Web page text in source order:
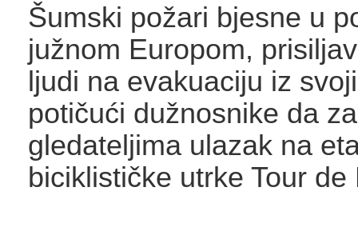
Šumski požari bjesne u
južnom Europom,
ljudi na evakuaciju iz
potičući dužnosnike da
gledateljima ulazak na
biciklističke utrke Tour de